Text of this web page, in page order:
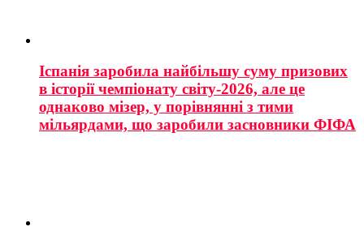
Іспанія заробила найбільшу суму призових
в історії чемпіонату світу-2026, але це
однаково мізер, у порівнянні з тими
мільярдами, що заробили засновники ФІФА